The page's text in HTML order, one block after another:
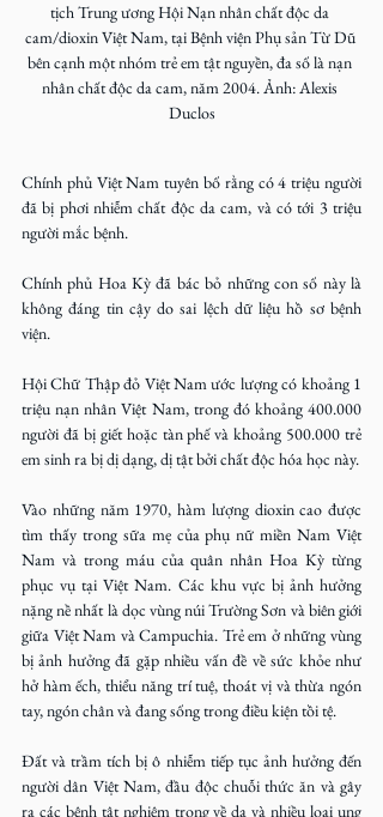
tịch Trung ương Hội Nạn nhân chất độc da
cam/dioxin Việt Nam, tại Bệnh viện Phụ sản Từ Dũ
bên cạnh một nhóm trẻ em tật nguyền, đa số là nạn
nhân chất độc da cam, năm 2004. Ảnh: Alexis
Duclos
Chính phủ Việt Nam tuyên bố rằng có 4 triệu người
đã bị phơi nhiễm chất độc da cam, và có tới 3 triệu
người mắc bệnh.
Chính phủ Hoa Kỳ đã bác bỏ những con số này là
không đáng tin cậy do sai lệch dữ liệu hồ sơ bệnh
viện.
Hội Chữ Thập đỏ Việt Nam ước lượng có khoảng 1
triệu nạn nhân Việt Nam, trong đó khoảng 400.000
người đã bị giết hoặc tàn phế và khoảng 500.000 trẻ
Vào những năm 1970, hàm lượng dioxin cao được
tìm thấy trong sữa mẹ của phụ nữ miền Nam Việt
Nam và trong máu của quân nhân Hoa Kỳ từng
phục vụ tại Việt Nam. Các khu vực bị ảnh hưởng
nặng nề nhất là dọc vùng núi Trường Sơn và biên giới
giữa Việt Nam và Campuchia. Trẻ em ở những vùng
bị ảnh hưởng đã gặp nhiều vấn đề về sức khỏe như
hở hàm ếch, thiểu năng trí tuệ, thoát vị và thừa ngón
tay, ngón chân và đang sống trong điều kiện tồi tệ.
Đất và trầm tích bị ô nhiễm tiếp tục ảnh hưởng đến
người dân Việt Nam, đầu độc chuỗi thức ăn và gây
ra các bệnh tật nghiêm trọng về da và nhiều loại ung